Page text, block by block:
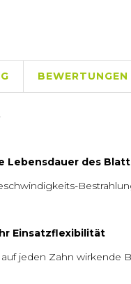
BEWERTUNGEN
Lebensdauer des
Einsatzflexibilität
jeden Zahn